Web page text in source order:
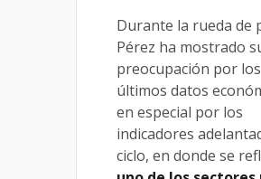
Durante la rueda de
Pérez ha mostrado
preocupación por los
últimos datos
en especial por los
indicadores
ciclo, en donde se